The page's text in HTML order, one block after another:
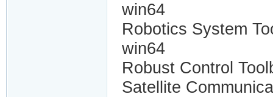
win64
Robotics System
win64
Robust Control
Satellite